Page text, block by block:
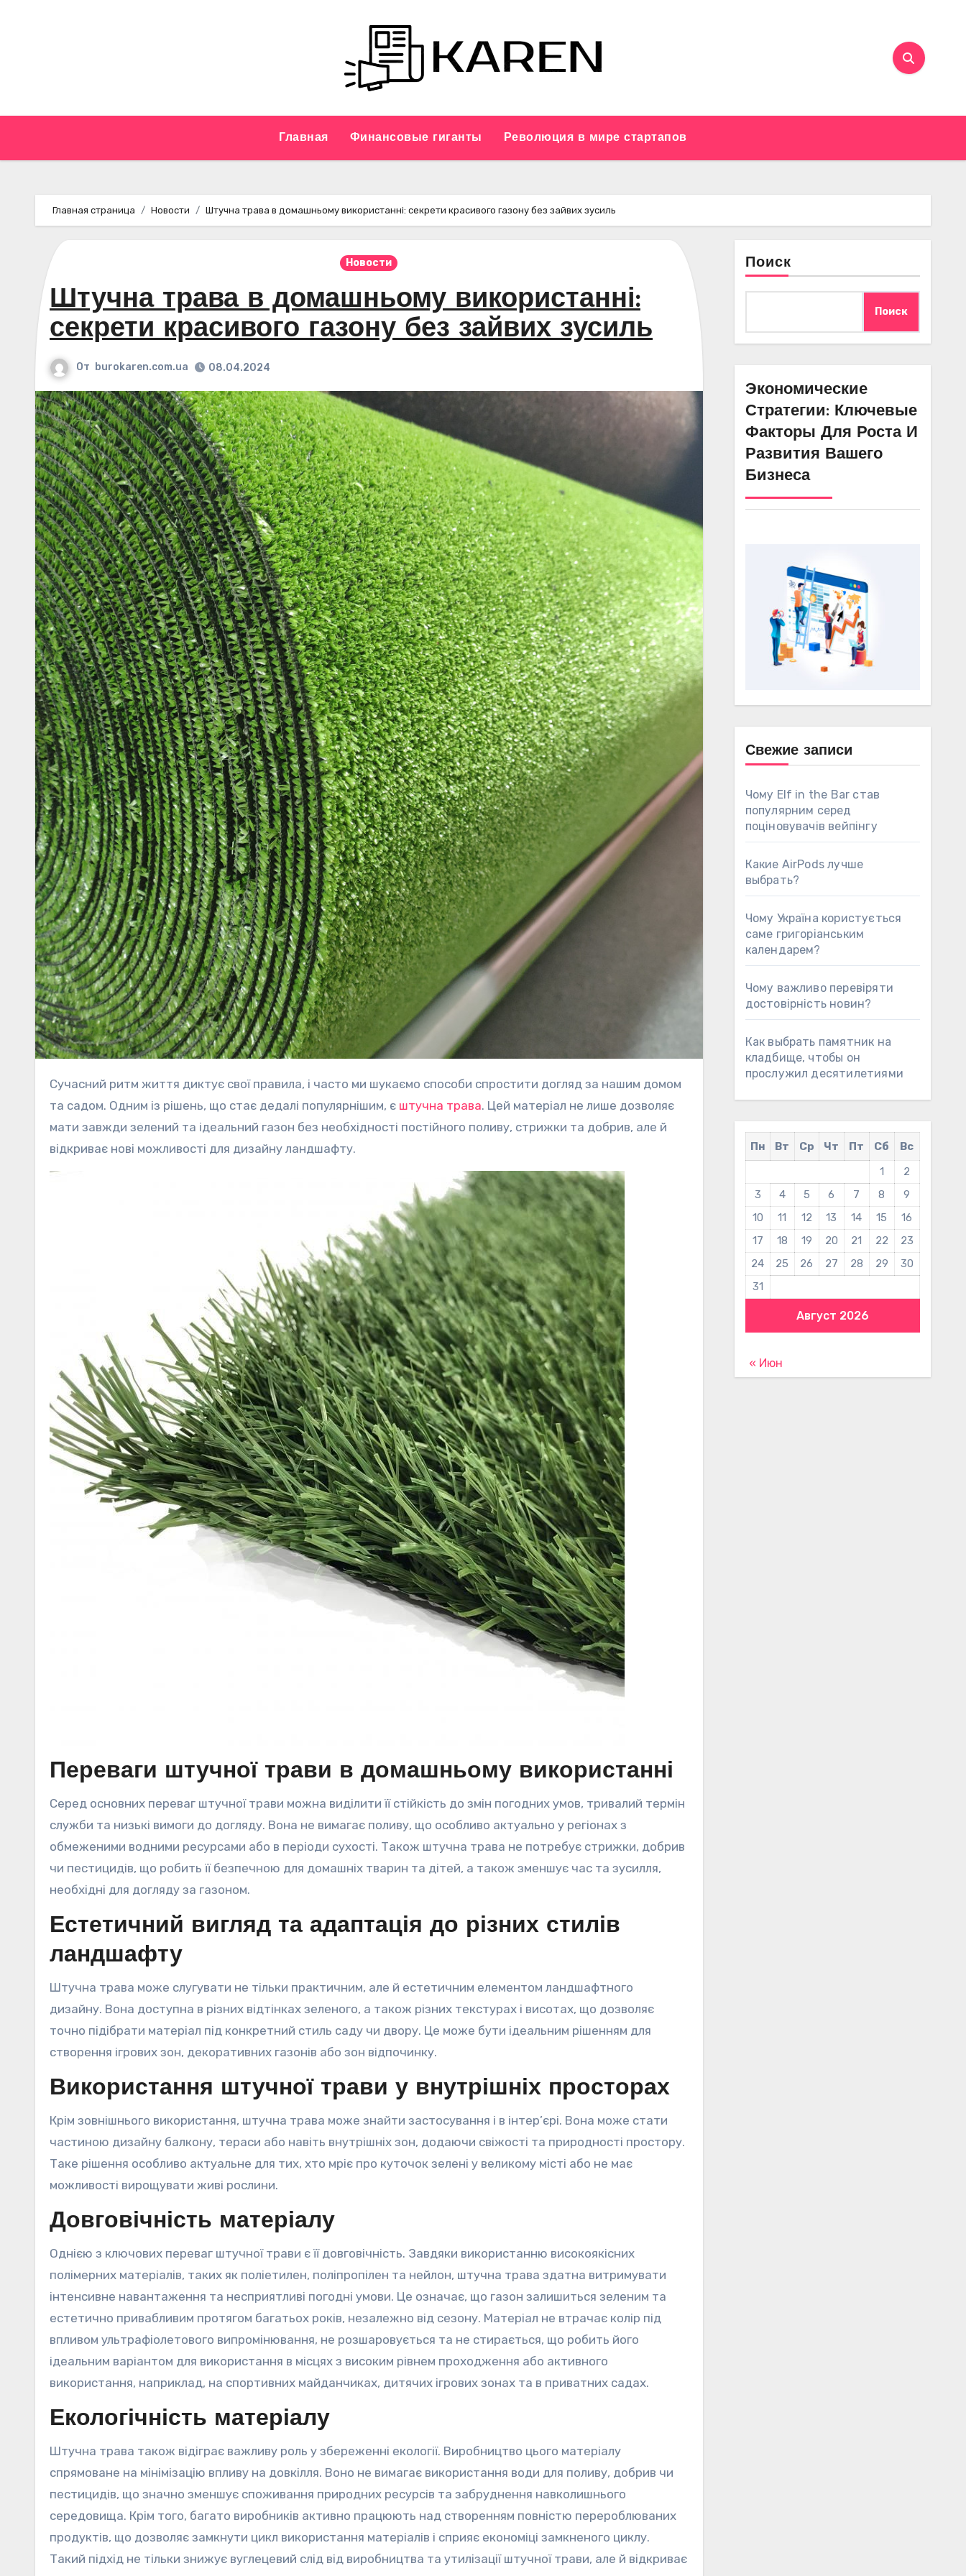
Главная Финансовые гиганты Революция в мире стартапов
Главная страница Новости Штучна трава в домашньому використанні: секрети красивого газону без зайвих зусиль
Новости
Штучна трава в домашньому використанні:
секрети красивого газону без зайвих зусиль
От burokaren.com.ua 08.04.2024
Сучасний ритм життя диктує свої правила, і часто ми шукаємо способи спростити догляд за нашим домом
та садом. Одним із рішень, що стає дедалі популярнішим, є штучна трава. Цей матеріал не лише дозволяє
мати завжди зелений та ідеальний газон без необхідності постійного поливу, стрижки та добрив, але й
відкриває нові можливості для дизайну ландшафту.
Переваги штучної трави в домашньому використанні
Серед основних переваг штучної трави можна виділити її стійкість до змін погодних умов, тривалий термін
служби та низькі вимоги до догляду. Вона не вимагає поливу, що особливо актуально у регіонах з
обмеженими водними ресурсами або в періоди сухості. Також штучна трава не потребує стрижки, добрив
чи пестицидів, що робить її безпечною для домашніх тварин та дітей, а також зменшує час та зусилля,
необхідні для догляду за газоном.
Естетичний вигляд та адаптація до різних стилів
ландшафту
Штучна трава може слугувати не тільки практичним, але й естетичним елементом ландшафтного
дизайну. Вона доступна в різних відтінках зеленого, а також різних текстурах і висотах, що дозволяє
точно підібрати матеріал під конкретний стиль саду чи двору. Це може бути ідеальним рішенням для
створення ігрових зон, декоративних газонів або зон відпочинку.
Використання штучної трави у внутрішніх просторах
Крім зовнішнього використання, штучна трава може знайти застосування і в інтер’єрі. Вона може стати
частиною дизайну балкону, тераси або навіть внутрішніх зон, додаючи свіжості та природності простору.
Таке рішення особливо актуальне для тих, хто мріє про куточок зелені у великому місті або не має
можливості вирощувати живі рослини.
Довговічність матеріалу
Однією з ключових переваг штучної трави є її довговічність. Завдяки використанню високоякісних
полімерних матеріалів, таких як поліетилен, поліпропілен та нейлон, штучна трава здатна витримувати
інтенсивне навантаження та несприятливі погодні умови. Це означає, що газон залишиться зеленим та
естетично привабливим протягом багатьох років, незалежно від сезону. Матеріал не втрачає колір під
впливом ультрафіолетового випромінювання, не розшаровується та не стирається, що робить його
ідеальним варіантом для використання в місцях з високим рівнем проходження або активного
використання, наприклад, на спортивних майданчиках, дитячих ігрових зонах та в приватних садах.
Екологічність матеріалу
Штучна трава також відіграє важливу роль у збереженні екології. Виробництво цього матеріалу
спрямоване на мінімізацію впливу на довкілля. Воно не вимагає використання води для поливу, добрив чи
пестицидів, що значно зменшує споживання природних ресурсів та забруднення навколишнього
середовища. Крім того, багато виробників активно працюють над створенням повністю перероблюваних
продуктів, що дозволяє замкнути цикл використання матеріалів і сприяє економіці замкненого циклу.
Такий підхід не тільки знижує вуглецевий слід від виробництва та утилізації штучної трави, але й відкриває
Поиск
Поиск
Экономические
Стратегии: Ключевые
Факторы Для Роста И
Развития Вашего
Бизнеса
Свежие записи
Чому Elf in the Bar став
популярним серед
поціновувачів вейпінгу
Какие AirPods лучше
выбрать?
Чому Україна користується
саме григоріанським
календарем?
Чому важливо перевіряти
достовірність новин?
Как выбрать памятник на
кладбище, чтобы он
прослужил десятилетиями
Август 2026
Пн Вт Ср Чт Пт Сб
Вс
1
2
3
4 5 6 7 8
9
10
11 12 13 14 15
16
17
18 19 20 21 22
23
24
25 26 27 28 29
30
31
« Июн